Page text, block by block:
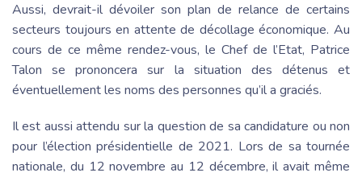
Aussi, devrait-il dévoiler son plan de relance de certains
secteurs toujours en attente de décollage économique. Au
cours de ce même rendez-vous, le Chef de l’Etat, Patrice
Talon se prononcera sur la situation des détenus et
éventuellement les noms des personnes qu’il a graciés.
Il est aussi attendu sur la question de sa candidature ou non
pour l’élection présidentielle de 2021. Lors de sa tournée
nationale, du 12 novembre au 12 décembre, il avait même